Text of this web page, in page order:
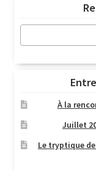
À la
Juillet
Le tryptique